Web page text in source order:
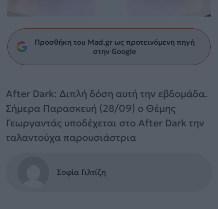
Προσθήκη του Mad.gr ως προτεινόμενη πηγή
στην Google
After Dark: Διπλή δόση αυτή την εβδομάδα.
Σήμερα Παρασκευή (28/09) ο Θέμης
Γεωργαντάς υποδέχεται στο After Dark την
ταλαντούχα παρουσιάστρια
Σοφία Γιλτίζη